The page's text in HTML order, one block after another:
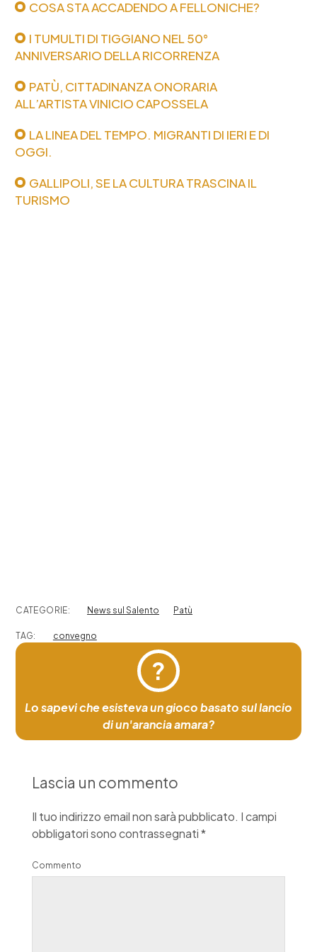
COSA STA ACCADENDO A FELLONICHE?
I TUMULTI DI TIGGIANO NEL 50°
ANNIVERSARIO DELLA RICORRENZA
PATÙ, CITTADINANZA ONORARIA
ALL’ARTISTA VINICIO CAPOSSELA
LA LINEA DEL TEMPO. MIGRANTI DI IERI E DI
OGGI.
GALLIPOLI, SE LA CULTURA TRASCINA IL
TURISMO
CATEGORIE: News sul Salento Patù
TAG: convegno
?
Lo sapevi che esisteva un gioco basato sul lancio
di un'arancia amara?
Lascia un commento
Il tuo indirizzo email non sarà pubblicato. I campi
obbligatori sono contrassegnati*
Commento